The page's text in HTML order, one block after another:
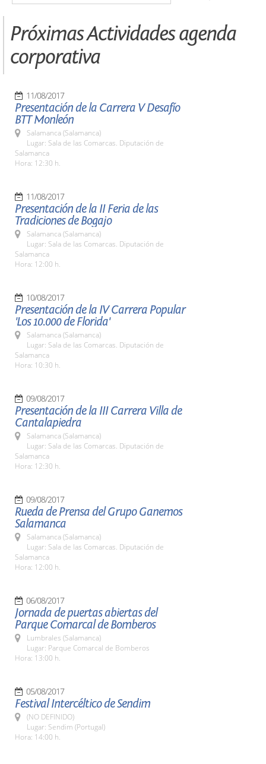
Próximas Actividades agenda
corporativa
11/08/2017
Presentación de la Carrera V Desafío
BTT Monleón
Salamanca (Salamanca)
Lugar: Sala de las Comarcas. Diputación de
Salamanca
Hora: 12:30 h.
11/08/2017
Presentación de la II Feria de las
Tradiciones de Bogajo
Salamanca (Salamanca)
Lugar: Sala de las Comarcas. Diputación de
Salamanca
Hora: 12:00 h.
10/08/2017
Presentación de la IV Carrera Popular
'Los 10.000 de Florida'
Salamanca (Salamanca)
Lugar: Sala de las Comarcas. Diputación de
Salamanca
Hora: 10:30 h.
09/08/2017
Presentación de la III Carrera Villa de
Cantalapiedra
Salamanca (Salamanca)
Lugar: Sala de las Comarcas. Diputación de
Salamanca
Hora: 12:30 h.
09/08/2017
Rueda de Prensa del Grupo Ganemos
Salamanca
Salamanca (Salamanca)
Lugar: Sala de las Comarcas. Diputación de
Salamanca
Hora: 12:00 h.
06/08/2017
Jornada de puertas abiertas del
Parque Comarcal de Bomberos
Lumbrales (Salamanca)
Lugar: Parque Comarcal de Bomberos
Hora: 13:00 h.
05/08/2017
Festival Intercéltico de Sendim
(NO DEFINIDO)
Lugar: Sendim (Portugal)
Hora: 14:00 h.